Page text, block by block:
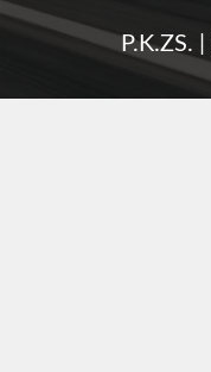
P.K.ZS.